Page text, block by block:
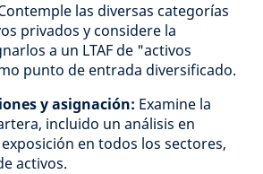
las diversas categorías
privados y considere la
a un LTAF de "activos
punto de entrada diversificado.
y asignación: Examine la
incluido un análisis en
en todos los sectores,
activos.